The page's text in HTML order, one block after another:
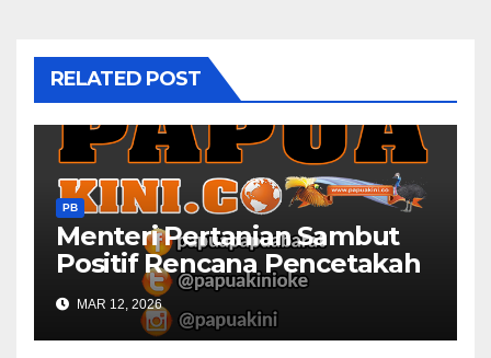
RELATED POST
PB
Menteri Pertanian Sambut
Positif Rencana Pencetakah
Sawah dan Ladang di Papua
Barat
MAR 12, 2026